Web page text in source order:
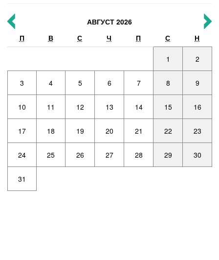
АВГУСТ 2026
П
В С Ч П С Н
1 2
3 4 5 6 7 8 9
10 11 12 13 14 15 16
17 18 19 20 21 22 23
24 25 26 27 28 29 30
31